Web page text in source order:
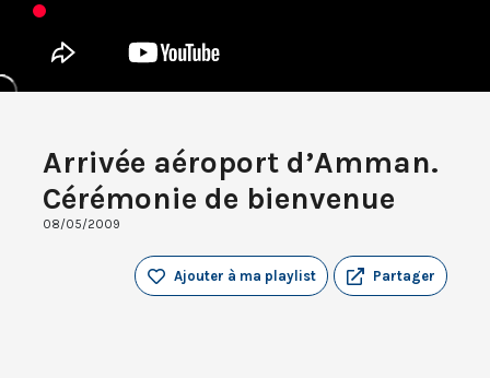
Arrivée aéroport d’Amman.
Cérémonie de bienvenue
08/05/2009
Partager
Ajouter à ma playlist